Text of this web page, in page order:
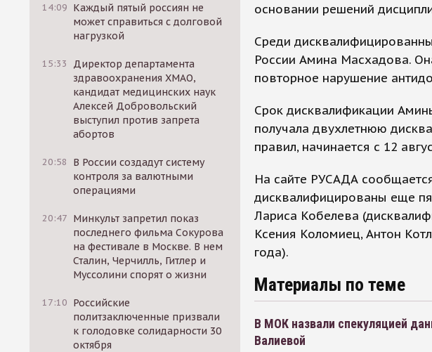
14:09 Каждый пятый россиян не
может справиться с долговой
нагрузкой
15:33
Директор департамента
здравоохранения ХМАО,
кандидат медицинских наук
Алексей Добровольский
выступил против запрета
абортов
20:58
В России создадут систему
контроля за валютными
операциями
20:47 Минкульт запретил показ
последнего фильма Сокурова
на фестивале в Москве. В нем
Сталин, Черчилль, Гитлер и
Муссолини спорят о жизни
17:10 Российские
политзаключенные призвали
к голодовке солидарности 30
октября
основании решений
Среди
России Амина Масхадова.
повторное нарушение
Срок дисквалификации
получала двухлетнюю
правил, начинается с 12
На сайте РУСАДА
дисквалифицированы еще
Лариса Кобелева
Ксения Коломиец, Антон
года).
Материалы по теме
В МОК назвали спекуляцией
Валиевой